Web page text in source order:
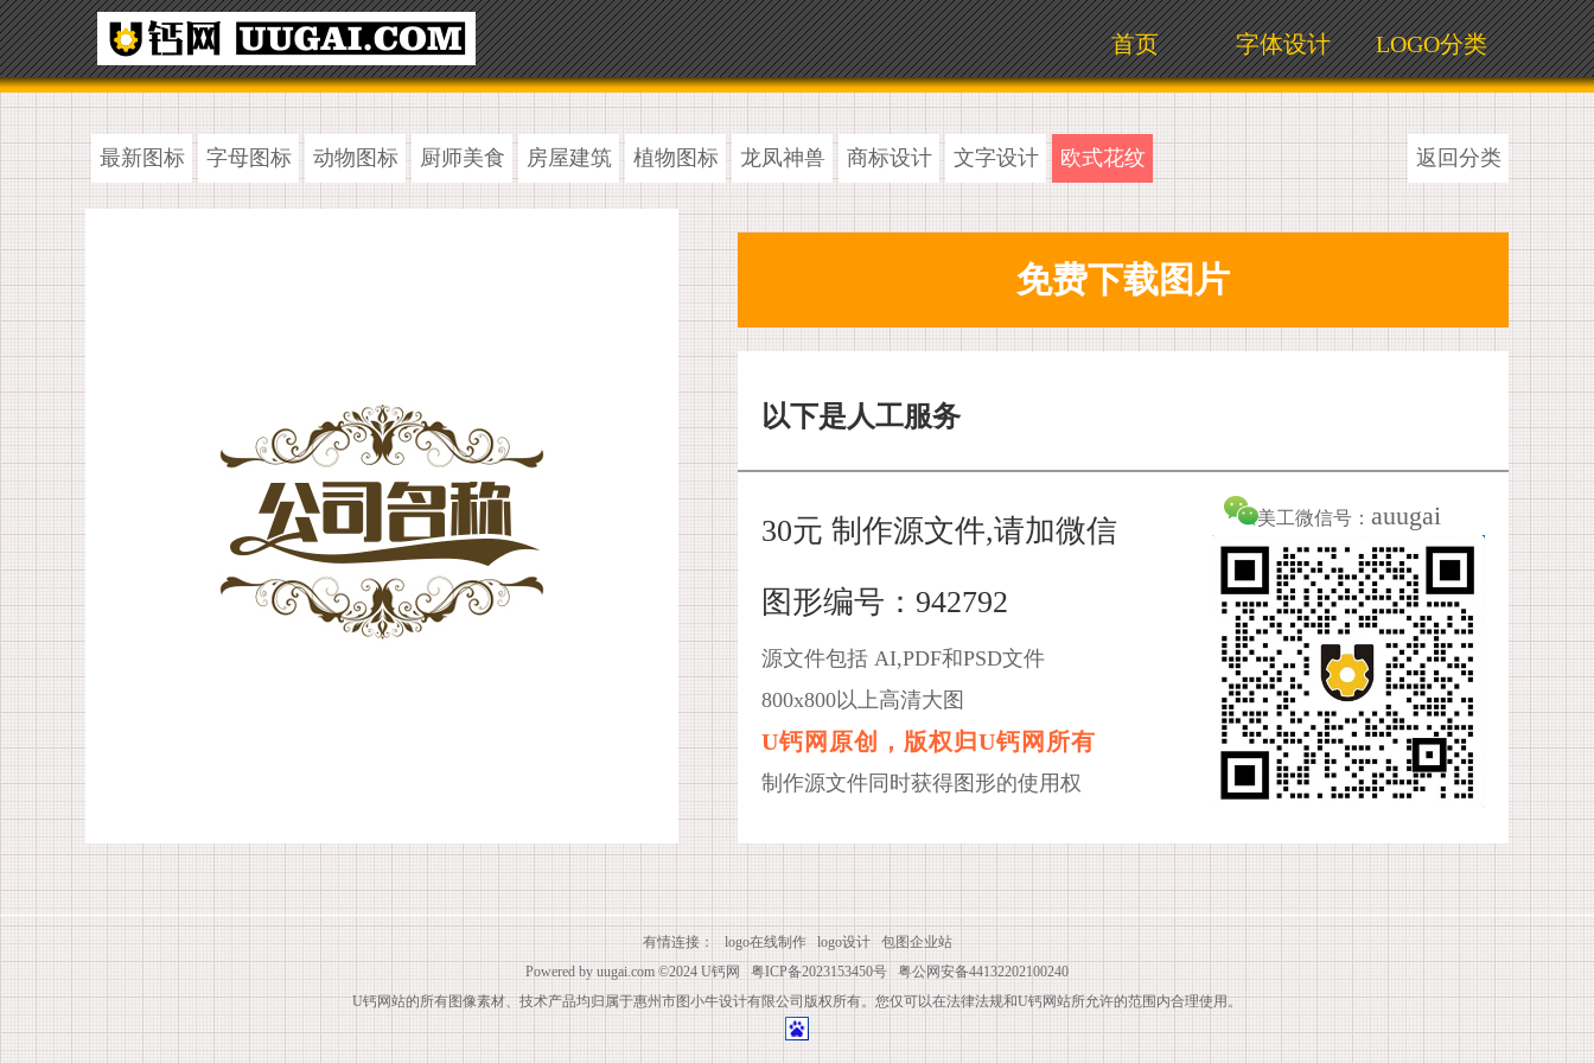
LOGO分类
字体设计
首页
最新图标 字母图标 动物图标 厨师美食 房屋建筑 植物图标 龙凤神兽 商标设计 文字设计 欧式花纹 返回分类
以下是人工服务
30元 制作源文件,请加微信
图形编号：942792
源文件包括 AI,PDF和PSD文件
800x800以上高清大图
U钙网原创，版权归U钙网所有
制作源文件同时获得图形的使用权
美工微信号： auugai
有情连接： logo在线制作 logo设计
包图企业站
Powered by uugai.com ©2024 U钙网 粤ICP备2023153450号
粤公网安备44132202100240
U钙网站的所有图像素材、技术产品均归属于惠州市图小牛设计有限公司版权所有。您仅可以在法律法规和U钙网站所允许的范围内合理使用。